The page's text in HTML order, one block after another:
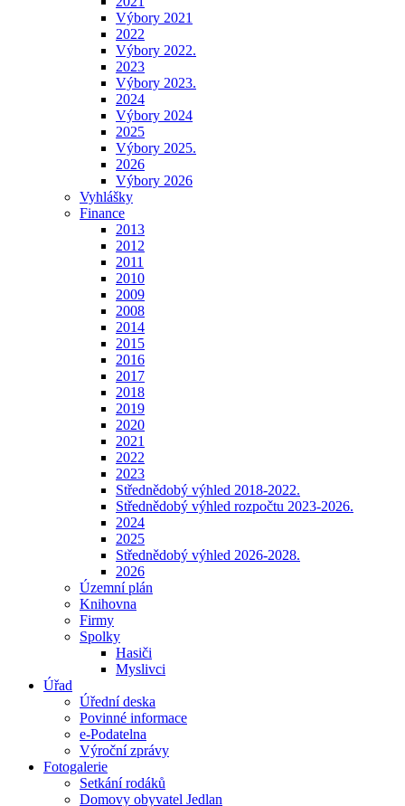
Výbory 2021
2022
Výbory 2022.
2023
Výbory 2023.
2024
Výbory 2024
2025
Výbory 2025.
2026
Výbory 2026
Vyhlášky
Finance
2013
2012
2011
2010
2009
2008
2014
2015
2016
2017
2018
2019
2020
2021
2022
2023
Střednědobý výhled 2018-2022.
Střednědobý výhled rozpočtu 2023-2026.
2024
2025
Střednědobý výhled 2026-2028.
2026
Územní plán
Knihovna
Firmy
Spolky
Hasiči
Myslivci
Úřad
Úřední deska
Povinné informace
e-Podatelna
Výroční zprávy
Fotogalerie
Setkání rodáků
Domovy obyvatel Jedlan